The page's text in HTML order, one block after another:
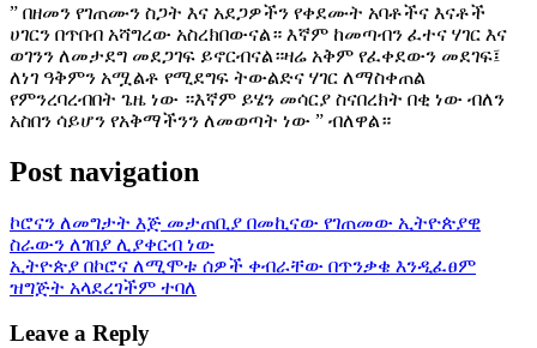
” በዘመን የገጠሙን ስጋት እና አደጋዎችን የቀደሙት አባቶችና እናቶች
ሀገርን በጥበብ አሻግረው አስረክበውናል። እኛም ከመጣብን ፈተና ሃገር እና
ወገንን ለመታደግ መደጋገፍ ይኖርብናል።ዛሬ አቅም የፈቀደውን መደገፍ፤
ለነገ ዓቅምን አሟልቶ የሚደግፍ ትውልድና ሃገር ለማስቀጠል
የምንረባረብበት ጌዜ ነው ።እኛም ይሄን መሳርያ ስናበረክት በቂ ነው ብለን
አስበን ሳይሆን የአቅማችንን ለመወጣት ነው ” ብለዋል።
Post navigation
ኮሮናን ለመግታት እጅ መታጠቢያ በመኪናው የገጠመው ኢትዮጵያዊ
ስራውን ለገበያ ሊያቀርብ ነው
ኢትዮጵያ በኮሮና ለሚሞቱ ሰዎች ቀብራቸው በጥንቃቄ እንዲፈፀም
ዝግጅት አላደረገችም ተባለ
Leave a Reply